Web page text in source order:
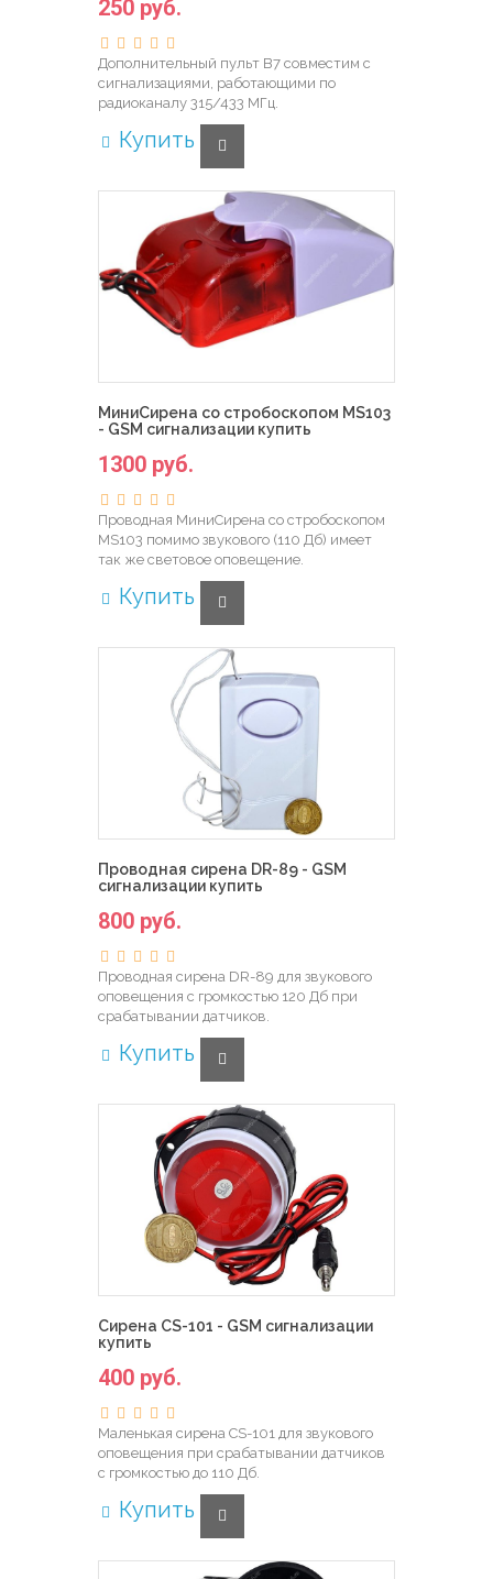
250 руб.
Дополнительный пульт B7 совместим с
сигнализациями, работающими по
радиоканалу 315/433 МГц.
Купить
МиниCирена со стробоскопом MS103
- GSM сигнализации купить
1300 руб.
Проводная МиниCирена со стробоскопом
MS103 помимо звукового (110 Дб) имеет
так же световое оповещение.
Купить
Проводная сирена DR-89 - GSM
сигнализации купить
800 руб.
Проводная сирена DR-89 для звукового
оповещения с громкостью 120 Дб при
срабатывании датчиков.
Купить
Сирена CS-101 - GSM сигнализации
купить
400 руб.
Маленькая сирена CS-101 для звукового
оповещения при срабатывании датчиков
с громкостью до 110 Дб.
Купить